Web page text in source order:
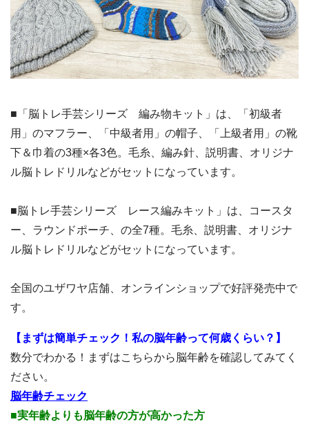
■「脳トレ手芸シリーズ 編み物キット」は、「初級者
用」のマフラー、「中級者用」の帽子、「上級者用」の靴
下＆巾着の3種×各3色。毛糸、編み針、説明書、オリジナ
ル脳トレドリルなどがセットになっています。
■脳トレ手芸シリーズ レース編みキット」は、コースタ
ー、ラウンドポーチ、の全7種。毛糸、説明書、オリジナ
ル脳トレドリルなどがセットになっています。
全国のユザワヤ店舗、 オンラインショップで好評発売中で
す。
【まずは簡単チェック！私の脳年齢って何歳くらい？】
数分でわかる！まずはこちらから脳年齢を確認してみてく
ださい。
脳年齢チェック
■実年齢よりも脳年齢の方が高かった方